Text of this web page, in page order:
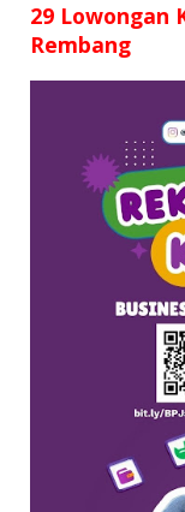
D3
SURAT LAMARAN
RIWAYAT HIDUP
29 Lowongan
Rembang